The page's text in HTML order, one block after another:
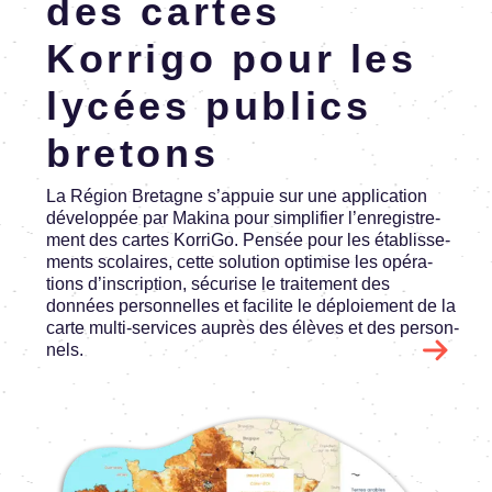
des cartes
Korrigo pour les
lycées publics
bretons
La Région Bretagne s’ap­puie sur une appli­ca­tion
déve­lop­pée par Makina pour simpli­fier l’en­re­gis­tre­
ment des cartes KorriGo. Pensée pour les établis­se­
ments scolaires, cette solu­tion opti­mise les opéra­
tions d’ins­crip­tion, sécu­rise le trai­te­ment des
données person­nelles et faci­lite le déploie­ment de la
carte multi-services auprès des élèves et des person­
nels.
Image